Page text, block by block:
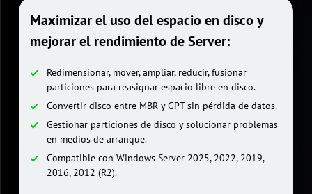
Maximizar el uso del espacio en disco y
mejorar el rendimiento de Server:
Redimensionar, mover, ampliar, reducir, fusionar
particiones para reasignar espacio libre en disco.
Convertir disco entre MBR y GPT sin pérdida de datos.
Gestionar particiones de disco y solucionar problemas
en medios de arranque.
Compatible con Windows Server 2025, 2022, 2019,
2016, 2012 (R2).